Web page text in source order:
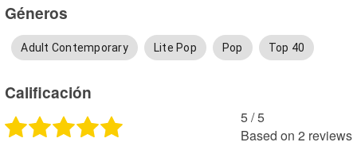
Géneros
Adult Contemporary Lite Pop Pop Top 40
Calificación
5 /5
Based on 2 reviews